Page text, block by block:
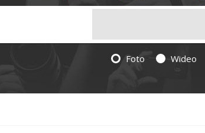
Foto Wideo